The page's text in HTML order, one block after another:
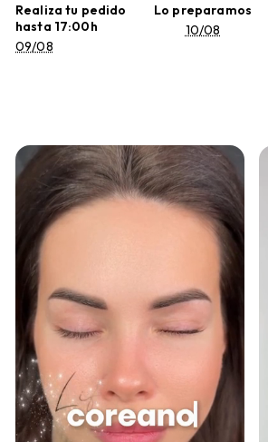
Realiza tu pedido
hasta 17:00h
09/08
Lo preparamos
10/08